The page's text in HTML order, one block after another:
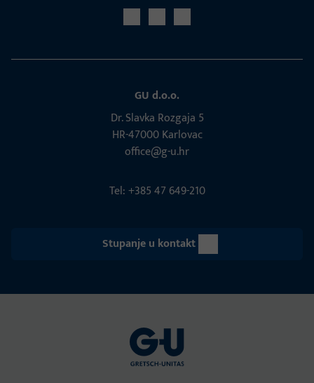
GU d.o.o.
Dr. Slavka Rozgaja 5
HR-47000 Karlovac
office@g-u.hr
Tel: +385 47 649-210
Stupanje u kontakt